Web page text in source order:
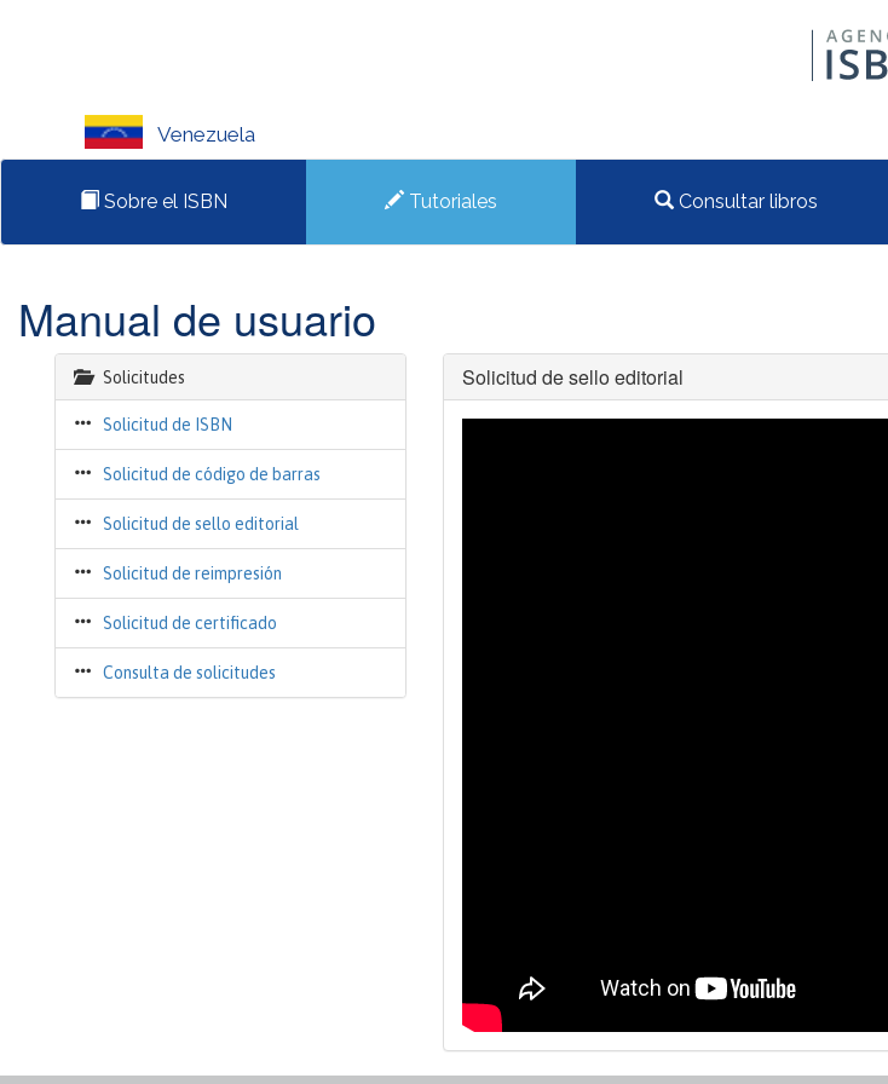
Venezuela
Sobre el ISBN Tutoriales Consultar libros
Manual de usuario
Solicitudes
Solicitud de ISBN
Solicitud de código de barras
Solicitud de sello editorial
Solicitud de reimpresión
Solicitud de certificado
Consulta de solicitudes
Solicitud de sello editorial